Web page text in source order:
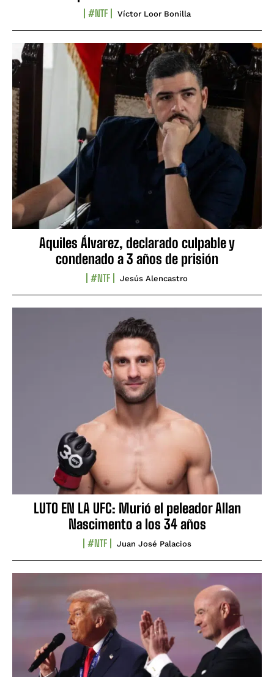
#NTF Víctor Loor Bonilla
Aquiles Álvarez, declarado culpable y
condenado a 3 años de prisión
#NTF Jesús Alencastro
LUTO EN LA UFC: Murió el peleador Allan
Nascimento a los 34 años
#NTF Juan José Palacios